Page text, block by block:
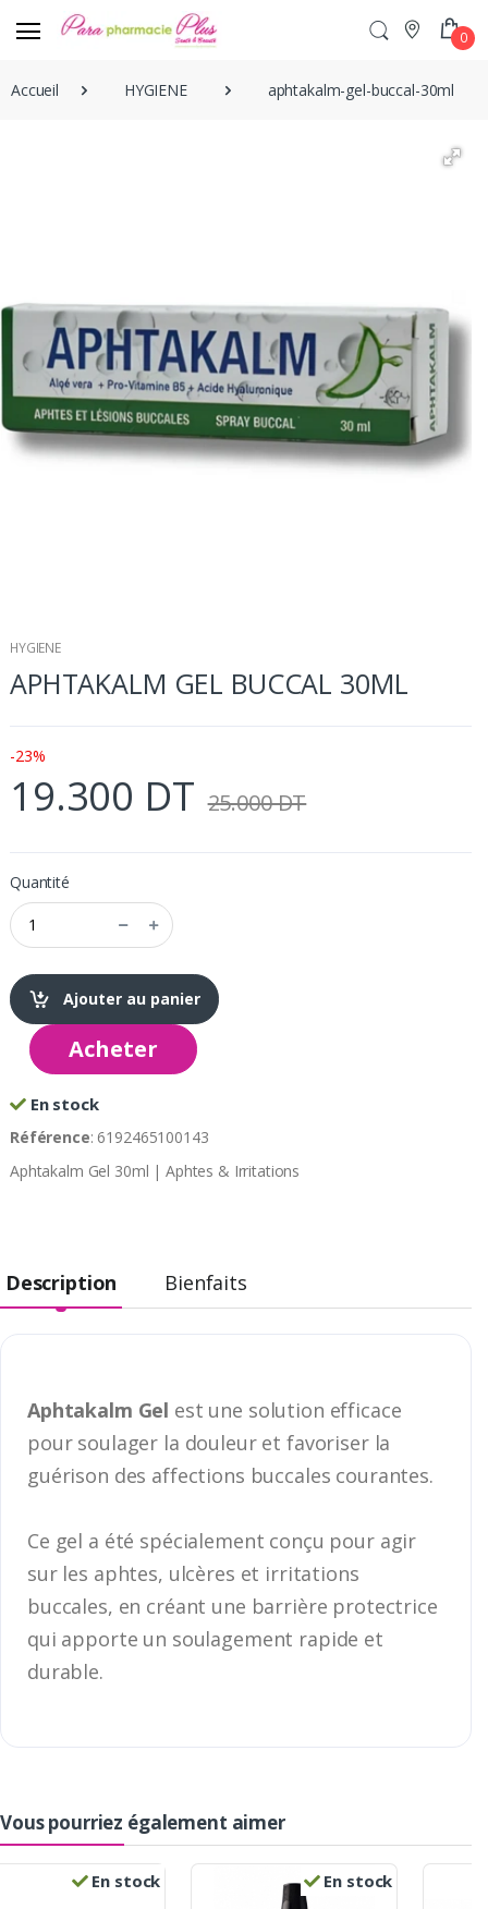
0
Accueil HYGIENE aphtakalm-gel-buccal-30ml
HYGIENE
APHTAKALM GEL BUCCAL 30ML
-23%
19.300 DT 25.000 DT
Quantité
Ajouter au panier
Acheter
En stock
Référence: 6192465100143
Aphtakalm Gel 30ml | Aphtes & Irritations
Description Bienfaits
Aphtakalm Gel est une solution efficace
pour soulager la douleur et favoriser la
guérison des affections buccales courantes.
Ce gel a été spécialement conçu pour agir
sur les aphtes, ulcères et irritations
buccales, en créant une barrière protectrice
qui apporte un soulagement rapide et
durable.
Vous pourriez également aimer
En stock En stock